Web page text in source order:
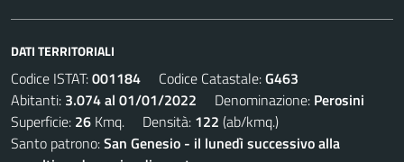
DATI TERRITORIALI
Codice ISTAT:001184 Codice Catastale:G463
Abitanti: 3.074 al 01/01/2022 Denominazione: Perosini
Superficie: 26 Kmq. Densità: 122 (ab/kmq.)
Santo patrono:San Genesio - il lunedì successivo alla